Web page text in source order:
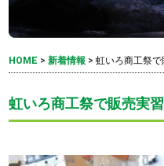
HOME > 新着情報 > 虹いろ商工祭
虹いろ商工祭で販売実